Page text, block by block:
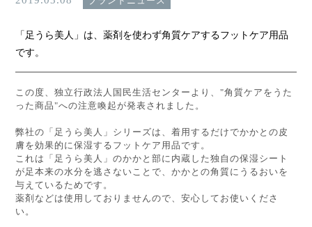
「足うら美人」は、薬剤を使わず角質ケアするフットケア用品
です。
この度、独立行政法人国民生活センターより、"角質ケアをうた
った商品"への注意喚起が発表されました。
弊社の「足うら美人」シリーズは、着用するだけでかかとの皮
膚を効果的に保湿するフットケア用品です。
これは「足うら美人」のかかと部に内蔵した独自の保湿シート
が足本来の水分を逃さないことで、かかとの角質にうるおいを
与えているためです。
薬剤などは使用しておりませんので、安心してお使いくださ
い。